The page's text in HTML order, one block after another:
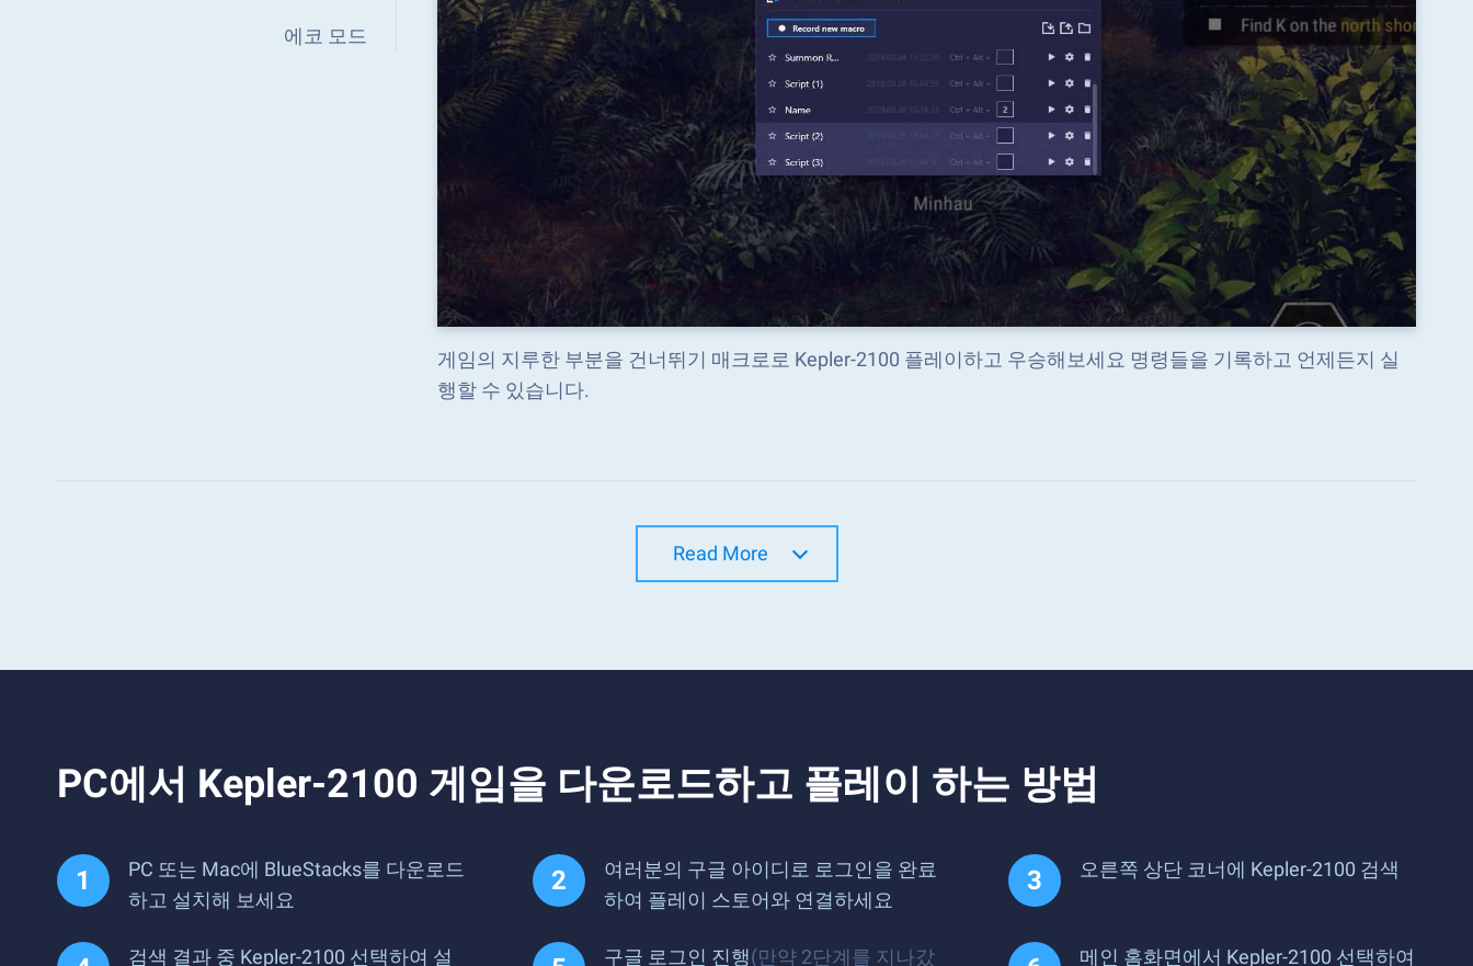
에코 모드
게임의 지루한 부분을 건너뛰기 매크로로 Kepler-2100 플레이하고 우승해보세요 명령들을 기록하고 언제든지 실
행할 수 있습니다.
Read More
PC에서 Kepler-2100 게임을 다운로드하고 플레이 하는 방법
PC 또는 Mac에 BlueStacks를 다운로드
하고 설치해 보세요
여러분의 구글 아이디로 로그인을 완료
하여 플레이 스토어와 연결하세요
오른쪽 상단 코너에 Kepler-2100 검색
검색 결과 중 Kepler-2100 선택하여 설 구글 로그인 진행(만약 2단계를 지나갔 메인 홈화면에서 Kepler-2100 선택하여